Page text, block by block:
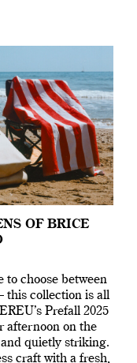
OF BRICE
to choose between
this collection is all
Prefall 2025
afternoon on the
quietly striking.
craft with a fresh,